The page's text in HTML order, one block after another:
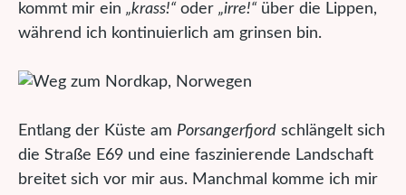
kommt mir ein „krass!“ oder „irre!“ über die Lippen,
während ich kontinuierlich am grinsen bin.
Entlang der Küste am Porsangerfjord schlängelt sich
die Straße E69 und eine faszinierende Landschaft
breitet sich vor mir aus. Manchmal komme ich mir